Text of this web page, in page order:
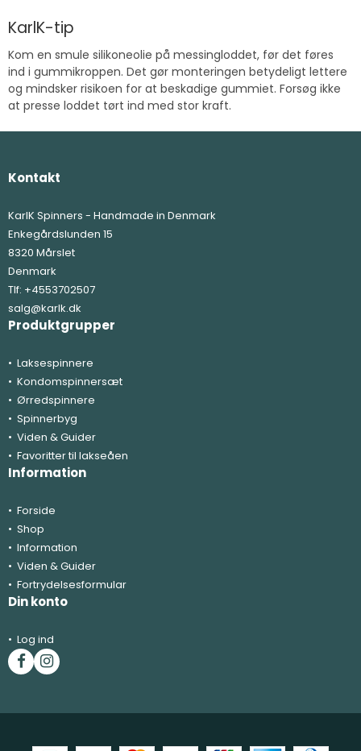
KarlK-tip
Kom en smule silikoneolie på messingloddet, før det føres
ind i gummikroppen. Det gør monteringen betydeligt lettere
og mindsker risikoen for at beskadige gummiet. Forsøg ikke
at presse loddet tørt ind med stor kraft.
Kontakt
KarlK Spinners - Handmade in Denmark
Enkegårdslunden 15
8320 Mårslet
Denmark
Tlf: +4553702507
salg@karlk.dk
Produktgrupper
Laksespinnere
Kondomspinnersæt
Ørredspinnere
Spinnerbyg
Viden & Guider
Favoritter til lakseåen
Information
Forside
Shop
Information
Viden & Guider
Fortrydelsesformular
Din konto
Log ind